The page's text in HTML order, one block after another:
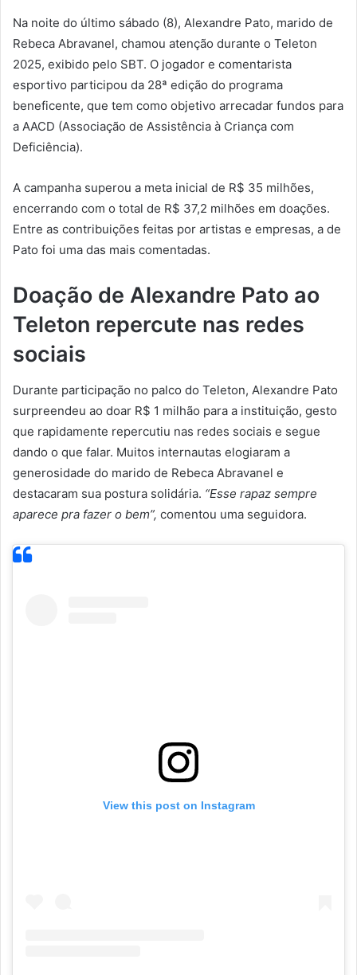
Na noite do último sábado (8), Alexandre Pato, marido de
Rebeca Abravanel, chamou atenção durante o Teleton
2025, exibido pelo SBT. O jogador e comentarista
esportivo participou da 28ª edição do programa
beneficente, que tem como objetivo arrecadar fundos para
a AACD (Associação de Assistência à Criança com
Deficiência).
A campanha superou a meta inicial de R$ 35 milhões,
encerrando com o total de R$ 37,2 milhões em doações.
Entre as contribuições feitas por artistas e empresas, a de
Pato foi uma das mais comentadas.
Doação de Alexandre Pato ao
Teleton repercute nas redes
sociais
Durante participação no palco do Teleton, Alexandre Pato
surpreendeu ao doar R$ 1 milhão para a instituição, gesto
que rapidamente repercutiu nas redes sociais e segue
dando o que falar. Muitos internautas elogiaram a
generosidade do marido de Rebeca Abravanel e
destacaram sua postura solidária. “Esse rapaz sempre
aparece pra fazer o bem”, comentou uma seguidora.
View this post on Instagram